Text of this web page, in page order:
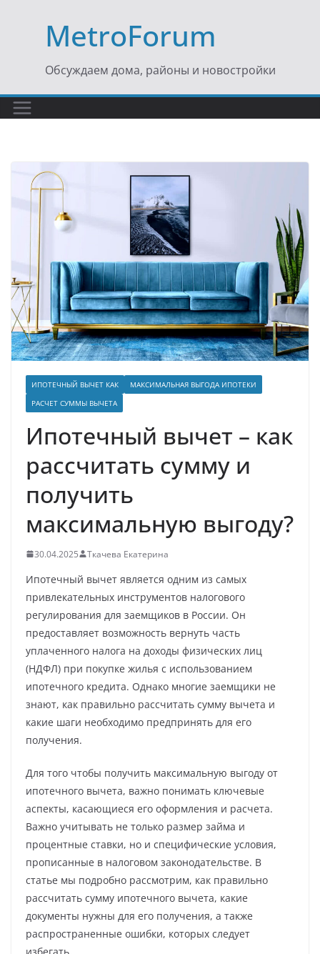
содержимомуMetroForum
Обсуждаем дома, районы и новостройки
ИПОТЕЧНЫЙ ВЫЧЕТ КАК
МАКСИМАЛЬНАЯ ВЫГОДА ИПОТЕКИ
РАСЧЕТ СУММЫ ВЫЧЕТА
Ипотечный вычет – как
рассчитать сумму и
получить
максимальную выгоду?
30.04.2025 Ткачева Екатерина
Ипотечный вычет является одним из самых
привлекательных инструментов налогового
регулирования для заемщиков в России. Он
предоставляет возможность вернуть часть
уплаченного налога на доходы физических лиц
(НДФЛ) при покупке жилья с использованием
ипотечного кредита. Однако многие заемщики не
знают, как правильно рассчитать сумму вычета и
какие шаги необходимо предпринять для его
получения.
Для того чтобы получить максимальную выгоду от
ипотечного вычета, важно понимать ключевые
аспекты, касающиеся его оформления и расчета.
Важно учитывать не только размер займа и
процентные ставки, но и специфические условия,
прописанные в налоговом законодательстве. В
статье мы подробно рассмотрим, как правильно
рассчитать сумму ипотечного вычета, какие
документы нужны для его получения, а также
распространенные ошибки, которых следует